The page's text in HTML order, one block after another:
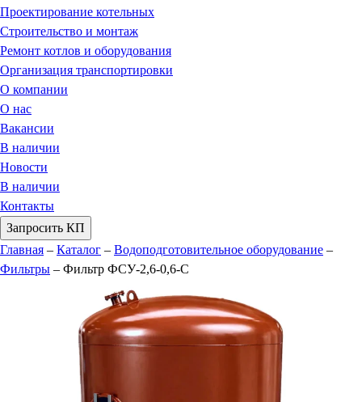
Проектирование котельных
Строительство и монтаж
Ремонт котлов и оборудования
Организация транспортировки
О компании
О нас
Вакансии
В наличии
Новости
В наличии
Контакты
Запросить КП
Главная – Каталог – Водоподготовительное оборудование –
Фильтры – Фильтр ФСУ-2,6-0,6-С